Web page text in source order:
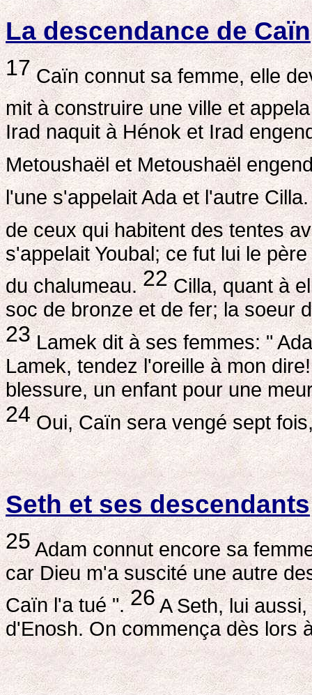
La descendance de Caïn
17Caïn connut sa femme, elle
mit à construire une ville et
Irad naquit à Hénok et Irad
Metoushaël et Metoushaël
l'une s'appelait Ada et l'autre
de ceux qui habitent des tentes
s'appelait Youbal; ce fut lui le
du chalumeau.22Cilla, quant à
soc de bronze et de fer; la soeur
23Lamek dit à ses femmes: "
Lamek, tendez l'oreille à mon
blessure, un enfant pour une
24Oui, Caïn sera vengé sept
Seth et ses descendants
25Adam connut encore sa
car Dieu m'a suscité une autre
Caïn l'a tué ".26 A Seth, lui
d'Enosh. On commença dès lors